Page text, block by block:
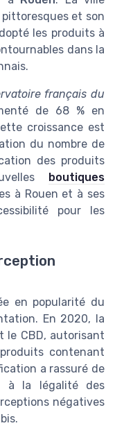
et son
les produits à
dans la
français du
de 68 % en
croissance est
du nombre de
des produits
boutiques
à Rouen et à ses
pour les
en popularité du
En 2020, la
le CBD, autorisant
contenant
a rassuré de
à la légalité des
négatives